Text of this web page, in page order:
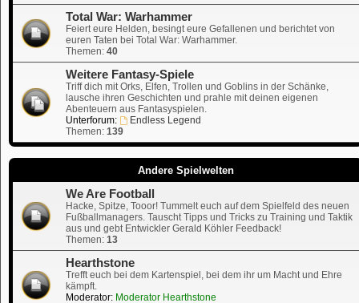
Total War: Warhammer
Feiert eure Helden, besingt eure Gefallenen und berichtet von
euren Taten bei Total War: Warhammer.
Themen: 40
Weitere Fantasy-Spiele
Triff dich mit Orks, Elfen, Trollen und Goblins in der Schänke,
lausche ihren Geschichten und prahle mit deinen eigenen
Abenteuern aus Fantasyspielen.
Unterforum:
Endless Legend
Themen: 139
Andere Spielwelten
We Are Football
Hacke, Spitze, Tooor! Tummelt euch auf dem Spielfeld des neuen
Fußballmanagers. Tauscht Tipps und Tricks zu Training und Taktik
aus und gebt Entwickler Gerald Köhler Feedback!
Themen: 13
Hearthstone
Trefft euch bei dem Kartenspiel, bei dem ihr um Macht und Ehre
kämpft.
Moderator: Moderator Hearthstone